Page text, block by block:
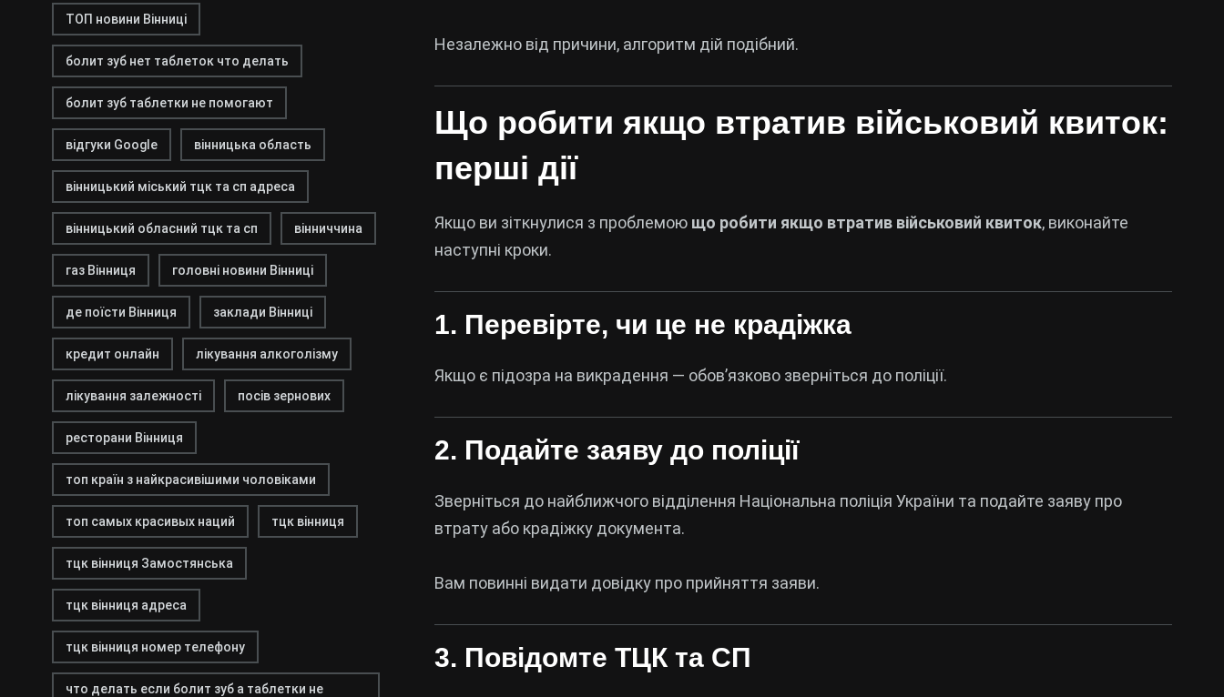
ТОП новини Вінниці
болит зуб нет таблеток что делать
болит зуб таблетки не помогают
відгуки Google вінницька область
вінницький міський тцк та сп адреса
вінницький обласний тцк та сп вінниччина
газ Вінниця головні новини Вінниці
де поїсти Вінниця заклади Вінниці
кредит онлайн лікування алкоголізму
лікування залежності посів зернових
ресторани Вінниця
топ країн з найкрасивішими чоловіками
топ самых красивых наций тцк вінниця
тцк вінниця Замостянська
тцк вінниця адреса
тцк вінниця номер телефону
что делать если болит зуб а таблетки не
Незалежно від причини, алгоритм дій подібний.
Що робити якщо втратив військовий квиток:
перші дії
Якщо ви зіткнулися з проблемою що робити якщо втратив військовий квиток, виконайте
наступні кроки.
1. Перевірте, чи це не крадіжка
Якщо є підозра на викрадення — обов’язково зверніться до поліції.
2. Подайте заяву до поліції
Зверніться до найближчого відділення Національна поліція України та подайте заяву про
втрату або крадіжку документа.
Вам повинні видати довідку про прийняття заяви.
3. Повідомте ТЦК та СП